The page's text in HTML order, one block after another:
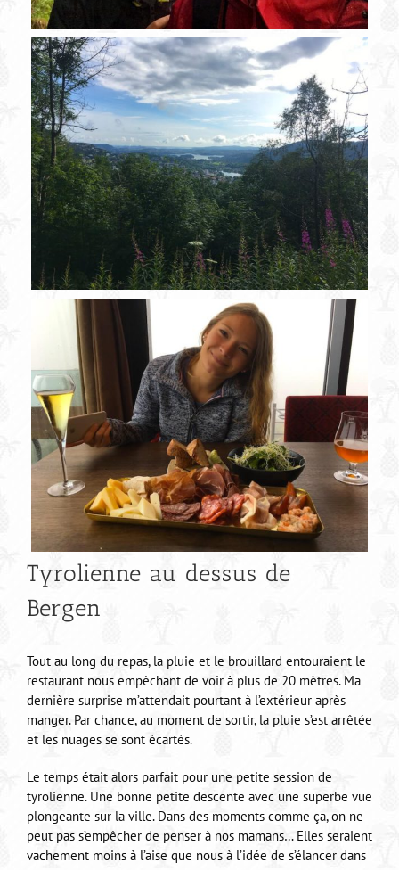
Tyrolienne au dessus de
Bergen
Tout au long du repas, la pluie et le brouillard entouraient le
restaurant nous empêchant de voir à plus de 20 mètres. Ma
dernière surprise m’attendait pourtant à l’extérieur après
manger. Par chance, au moment de sortir, la pluie s’est arrêtée
et les nuages se sont écartés.
Le temps était alors parfait pour une petite session de
tyrolienne. Une bonne petite descente avec une superbe vue
plongeante sur la ville. Dans des moments comme ça, on ne
peut pas s’empêcher de penser à nos mamans… Elles seraient
vachement moins à l’aise que nous à l’idée de s’élancer dans